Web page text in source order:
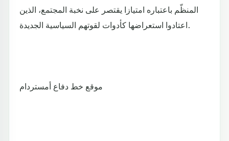
المنظّم باعتباره امتيازا يقتصر على نخبة المجتمع، الذين
اعتادوا استعراضها كأدوات لقوتهم السياسية الجديدة.
موقع خط دفاع أمستردام